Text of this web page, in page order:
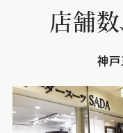
店舗数
神戸